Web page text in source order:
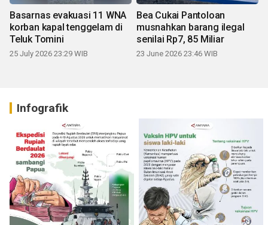
Basarnas evakuasi 11 WNA
korban kapal tenggelam di
Teluk Tomini
25 July 2026 23:29 WIB
Bea Cukai Pantoloan
musnahkan barang ilegal
senilai Rp7, 85 Miliar
23 June 2026 23:46 WIB
Infografik